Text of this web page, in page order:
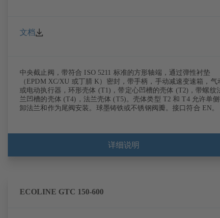
文档
中央截止阀，带符合 ISO 5211 标准的方形轴端，通过弹性衬垫
（EPDM XC/XU 或丁腈 K）密封，带手柄，手动减速变速箱，气
或电动执行器，环形壳体 (T1)，带定心凹槽的壳体 (T2)，带螺纹
兰凹槽的壳体 (T4)，法兰壳体 (T5)。壳体类型 T2 和 T4 允许单
卸法兰和作为尾阀安装。球墨铸铁或不锈钢阀瓣。接口符合 EN。
详细说明
ECOLINE GTC 150-600